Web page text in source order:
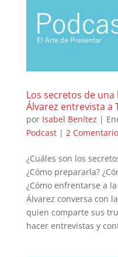
Los secretos de
Álvarez entrevista a
por Isabel Benítez |
Podcast| 2
¿Cuáles son los
¿Cómo prepararla?
¿Cómo enfrentarse a
Álvarez conversa con
quien comparte sus
hacer entrevistas y